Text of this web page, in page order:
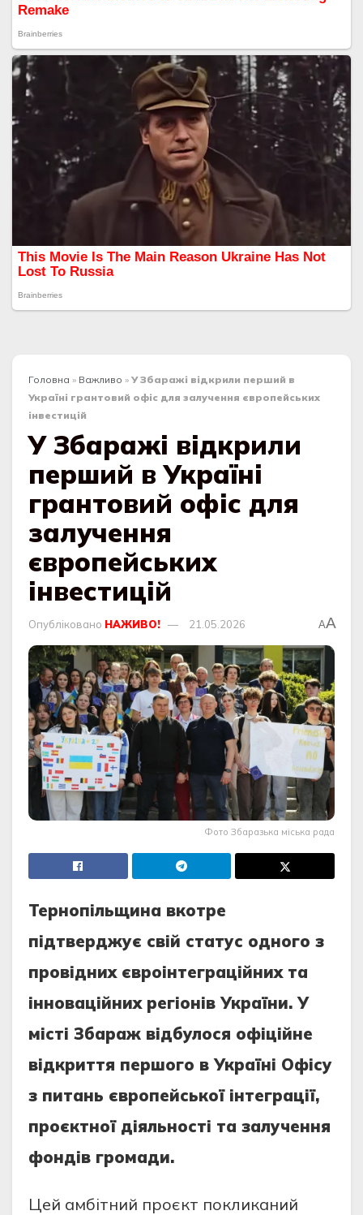
Головна » Важливо » У Збаражі відкрили перший в
Україні грантовий офіс для залучення європейських
інвестицій
У Збаражі відкрили
перший в Україні
грантовий офіс для
залучення
європейських
інвестицій
Опубліковано НАЖИВО! 21.05.2026 AA
Фото Збаразька міська рада
Тернопільщина вкотре
підтверджує свій статус одного з
провідних євроінтеграційних та
інноваційних регіонів України. У
місті Збараж відбулося офіційне
відкриття першого в Україні Офісу
з питань європейської інтеграції,
проєктної діяльності та залучення
фондів громади.
Цей амбітний проєкт покликаний